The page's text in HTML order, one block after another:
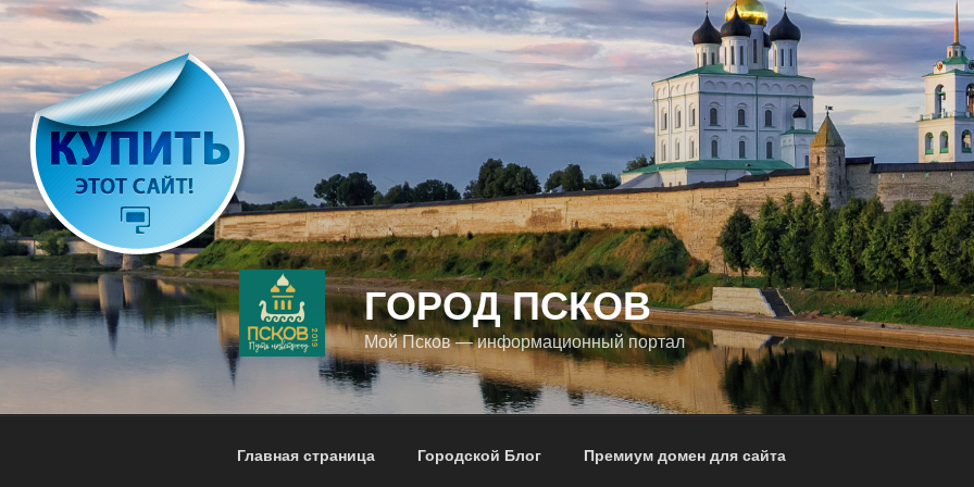
Перейти
содержимому
ГОРОД ПСКОВ
Мой Псков — информационный портал
Главная страница Городской Блог Премиум домен для сайта